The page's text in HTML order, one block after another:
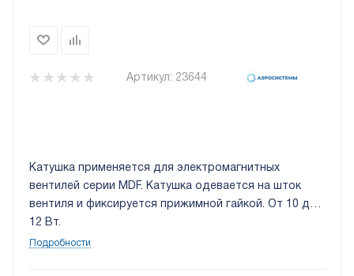
Артикул: 23644
Катушка применяется для электромагнитных
вентилей серии MDF. Катушка одевается на шток
вентиля и фиксируется прижимной гайкой. От 10 до
12 Вт.
Подробности